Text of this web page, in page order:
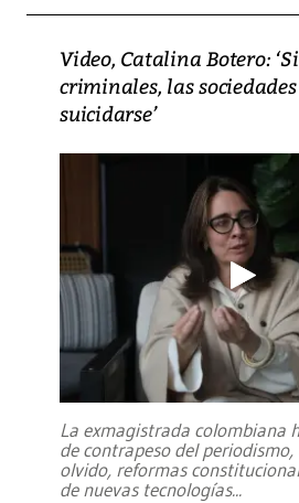
Video, Catalina Botero:
criminales, las
suicidarse’
La exmagistrada colombiana
de contrapeso del periodismo,
olvido, reformas
de nuevas tecnologías...